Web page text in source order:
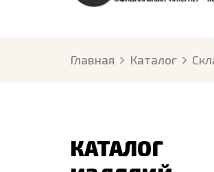
Главная Каталог
КАТАЛОГ